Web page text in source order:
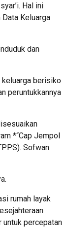
Hal ini
Keluarga
dan
keluarga berisiko
peruntukkannya
*“Cap Jempol
Sofwan
rumah layak
untuk percepatan